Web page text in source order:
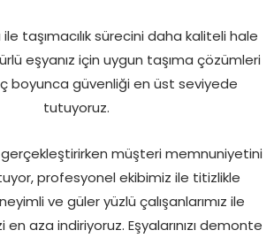
ile taşımacılık sürecini daha kaliteli hale
eşyanız için uygun taşıma çözümleri
boyunca güvenliği en üst seviyede
tutuyoruz.
müşteri memnuniyetini
profesyonel ekibimiz ile titizlikle
ve güler yüzlü çalışanlarımız ile
aza indiriyoruz. Eşyalarınızı demonte